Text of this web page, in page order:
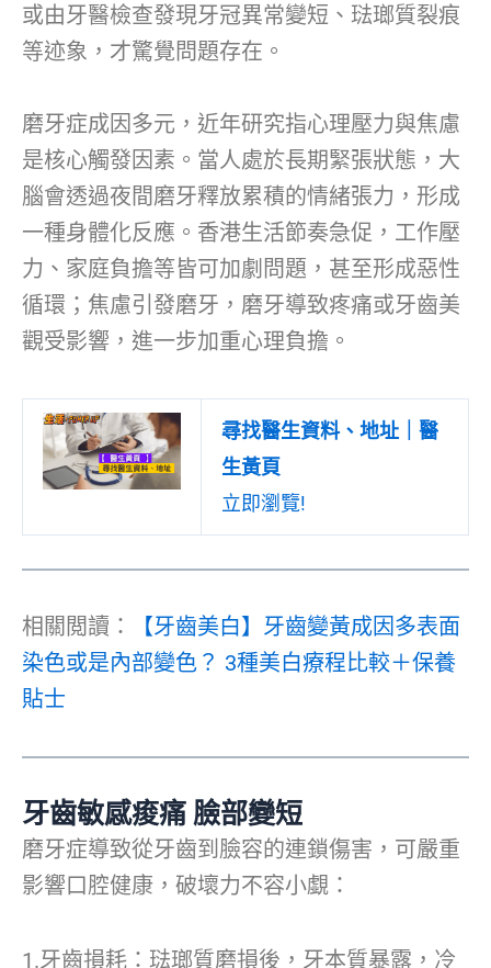
或由牙醫檢查發現牙冠異常變短、琺瑯質裂痕
等迹象，才驚覺問題存在。
磨牙症成因多元，近年研究指心理壓力與焦慮
是核心觸發因素。當人處於長期緊張狀態，大
腦會透過夜間磨牙釋放累積的情緒張力，形成
一種身體化反應。香港生活節奏急促，工作壓
力、家庭負擔等皆可加劇問題，甚至形成惡性
循環；焦慮引發磨牙，磨牙導致疼痛或牙齒美
觀受影響，進一步加重心理負擔。
尋找醫生資料、地址｜醫
生黃頁
立即瀏覽!
相關閲讀：
【牙齒美白】牙齒變黃成因多表面
染色或是內部變色？ 3種美白療程比較＋保養
貼士
牙齒敏感痠痛 臉部變短
磨牙症導致從牙齒到臉容的連鎖傷害，可嚴重
影響口腔健康，破壞力不容小覷：
1.牙齒損耗：琺瑯質磨損後，牙本質暴露，冷